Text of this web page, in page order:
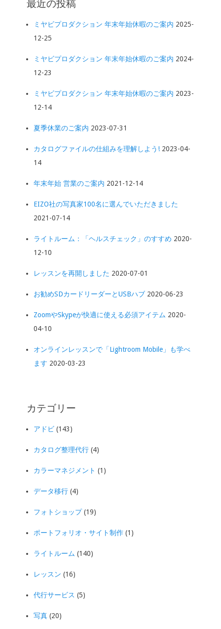
最近の投稿
ミヤビプロダクション 年末年始休暇のご案内 2025-
12-25
ミヤビプロダクション 年末年始休暇のご案内 2024-
12-23
ミヤビプロダクション 年末年始休暇のご案内 2023-
12-14
夏季休業のご案内 2023-07-31
カタログファイルの仕組みを理解しよう! 2023-04-
14
年末年始 営業のご案内 2021-12-14
EIZO社の写真家100名に選んでいただきました
2021-07-14
ライトルーム：「ヘルスチェック」のすすめ 2020-
12-10
レッスンを再開しました 2020-07-01
お勧めSDカードリーダーとUSBハブ 2020-06-23
ZoomやSkypeが快適に使える必須アイテム 2020-
04-10
オンラインレッスンで「Lightroom Mobile」も学べ
ます 2020-03-23
カテゴリー
アドビ (143)
カタログ整理代行 (4)
カラーマネジメント (1)
データ移行 (4)
フォトショップ(19)
ポートフォリオ・サイト制作 (1)
ライトルーム (140)
レッスン (16)
代行サービス (5)
写真 (20)